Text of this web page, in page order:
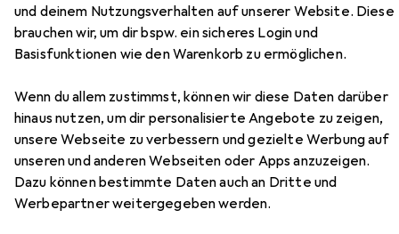
und deinem Nutzungsverhalten auf unserer Website. Diese
brauchen wir, um dir bspw. ein sicheres Login und
Basisfunktionen wie den Warenkorb zu ermöglichen.
Wenn du allem zustimmst, können wir diese Daten darüber
hinaus nutzen, um dir personalisierte Angebote zu zeigen,
unsere Webseite zu verbessern und gezielte Werbung auf
unseren und anderen Webseiten oder Apps anzuzeigen.
Dazu können bestimmte Daten auch an Dritte und
Werbepartner weitergegeben werden.
Diese Marke gefällt mir
Am besten bewertete j5Create